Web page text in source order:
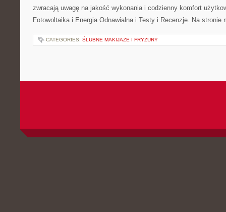
zwracają uwagę na jakość wykonania i codzienny komfort
Fotowoltaika i Energia Odnawialna i Testy i Recenzje. Na
CATEGORIES: ŚLUBNE MAKIJAŻE I FRYZURY